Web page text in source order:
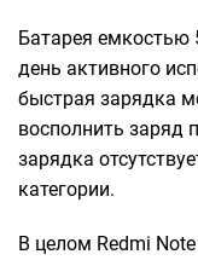
Батарея емкостью
день активного
быстрая зарядка
восполнить заряд
зарядка
категории.
В целом Redmi